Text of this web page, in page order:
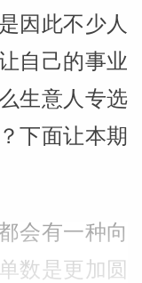
因此不少人
自己的事业
生意人专选
下面让本期
会有一种向
数是更加圆